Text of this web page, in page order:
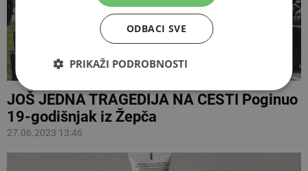
JOŠ JEDNA TRAGEDIJA NA CESTI Poginuo
19-godišnjak iz Žepča
27.06.2023 13:46
ODBACI SVE
PRIKAŽI PODROBNOSTI